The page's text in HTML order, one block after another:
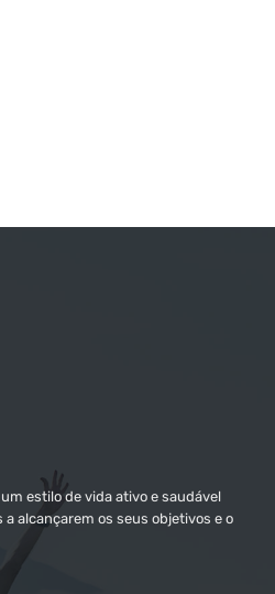
estilo de vida ativo e saudável
alcançarem os seus objetivos e o